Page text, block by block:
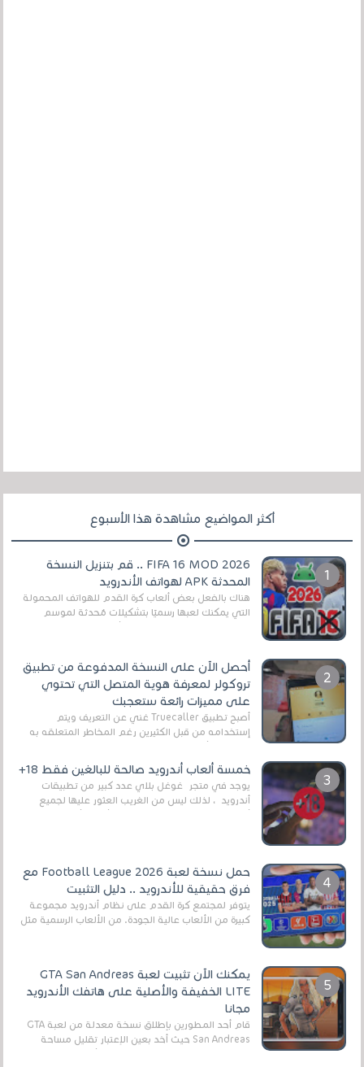
أكثر المواضيع مشاهدة هذا الأسبوع
FIFA 16 MOD 2026 .. قم بتنزيل النسخة
المحدثة APK لهواتف الأندرويد
هناك بالفعل بعض ألعاب كرة القدم للهواتف المحمولة
التي يمكنك لعبها رسميًا بتشكيلات مُحدثة لموسم
أحصل الآن على النسخة المدفوعة من تطبيق
تروكولر لمعرفة هوية المتصل التي تحتوي
على مميزات رائعة ستعجبك
أصبح تطبيق Truecaller غني عن التعريف ويتم
إستخدامه من قبل الكثيرين رغم المخاطر المتعلقه به
خمسة ألعاب أندرويد صالحة للبالغين فقط 18+
يوجد في متجر غوغل بلاي عدد كبير من تطبيقات
أندرويد ، لذلك ليس من الغريب العثور عليها لجميع
حمل نسخة لعبة Football League 2026 مع
فرق حقيقية للأندرويد .. دليل التثبيت
يتوفر لمجتمع كرة القدم على نظام أندرويد مجموعة
كبيرة من الألعاب عالية الجودة. من الألعاب الرسمية مثل
يمكنك الآن تثبيت لعبة GTA San Andreas
LITE الخفيفة والأصلية على هاتفك الأندرويد
مجانا
قام أحد المطورين بإطلاق نسخة معدلة من لعبة GTA
San Andreas حيث أخد بعين الإعتبار تقليل مساحة